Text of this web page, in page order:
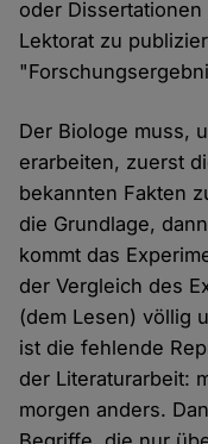
oder
Lektorat zu
Der Biologe muss,
erarbeiten, zuerst
bekannten Fakten
die Grundlage,
kommt das
der Vergleich des
(dem Lesen) völlig
ist die fehlende
der Literaturarbeit:
morgen anders.